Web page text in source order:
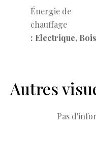
Énergie de
chauffage
Electrique, Bois
Autres
Pas